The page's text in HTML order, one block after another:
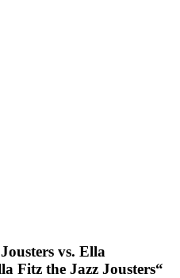
vs. Ella
Fitz the Jazz Jousters“